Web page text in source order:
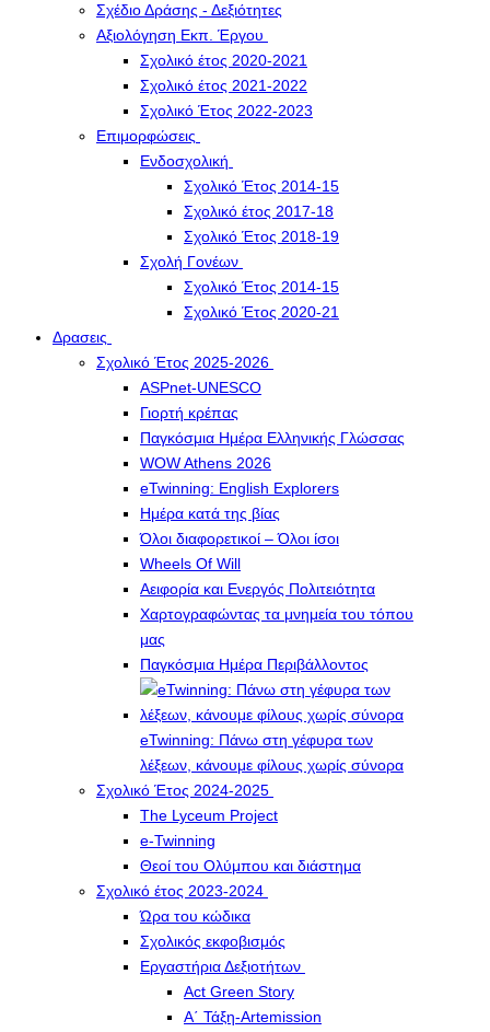
Σχέδιο Δράσης - Δεξιότητες
Αξιολόγηση Εκπ. Έργου
Σχολικό έτος 2020-2021
Σχολικό έτος 2021-2022
Σχολικό Έτος 2022-2023
Επιμορφώσεις
Ενδοσχολική
Σχολικό Έτος 2014-15
Σχολικό έτος 2017-18
Σχολικό Έτος 2018-19
Σχολή Γονέων
Σχολικό Έτος 2014-15
Σχολικό Έτος 2020-21
Δρασεις
Σχολικό Έτος 2025-2026
ASPnet-UNESCO
Γιορτή κρέπας
Παγκόσμια Ημέρα Ελληνικής Γλώσσας
WOW Athens 2026
eTwinning: English Explorers
Ημέρα κατά της βίας
Όλοι διαφορετικοί – Όλοι ίσοι
Wheels Of Will
Αειφορία και Ενεργός Πολιτειότητα
Χαρτογραφώντας τα μνημεία του τόπου
μας
Παγκόσμια Ημέρα Περιβάλλοντος
eTwinning: Πάνω στη γέφυρα των
λέξεων, κάνουμε φίλους χωρίς σύνορα
Σχολικό Έτος 2024-2025
The Lyceum Project
e-Twinning
Θεοί του Ολύμπου και διάστημα
Σχολικό έτος 2023-2024
Ώρα του κώδικα
Σχολικός εκφοβισμός
Εργαστήρια Δεξιοτήτων
Act Green Story
Α΄ Τάξη-Artemission